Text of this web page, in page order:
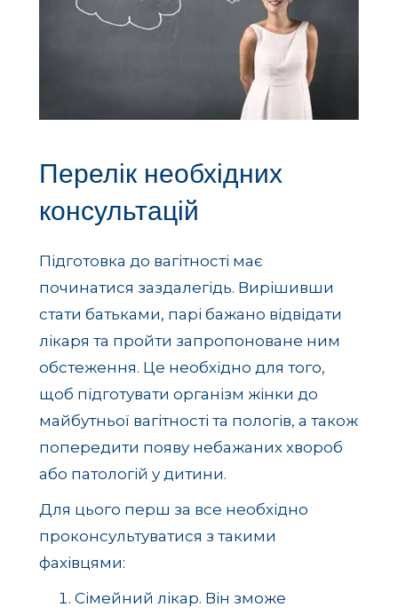
Перелік необхідних
консультацій
Підготовка до вагітності має
починатися заздалегідь. Вирішивши
стати батьками, парі бажано відвідати
лікаря та пройти запропоноване ним
обстеження. Це необхідно для того,
щоб підготувати організм жінки до
майбутньої вагітності та пологів, а також
попередити появу небажаних хвороб
або патологій у дитини.
Для цього перш за все необхідно
проконсультуватися з такими
фахівцями:
Сімейний лікар. Він зможе